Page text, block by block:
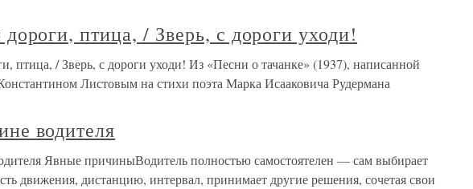
птица, / Зверь, с дороги уходи!
птица, / Зверь, с дороги уходи! Из «Песни о тачанке» (1937), написанной
Листовым на стихи поэта Марка Исааковича Рудермана
водителя
Явные причиныВодитель полностью самостоятелен — сам выбирает
движения, дистанцию, интервал, принимает другие решения, сочетая свои